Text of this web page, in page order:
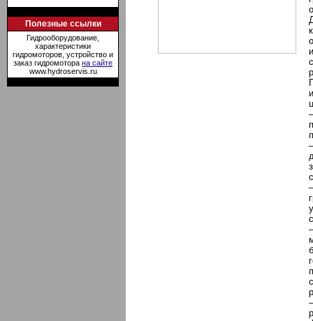
Полезные ссылки
Гидрооборудование,
характеристики
гидромоторов, устройство и
заказ гидромотора на сайте
www.hydroservis.ru